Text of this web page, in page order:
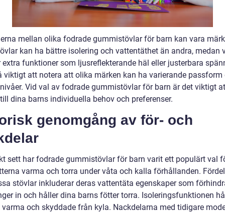
mellan olika fodrade gummistövlar för barn kan vara
kan ha bättre isolering och vattentäthet än andra, medan
extra funktioner som ljusreflekterande häl eller justerbara
viktigt att notera att olika märken kan ha varierande passform
Vid val av fodrade gummistövlar för barn är det viktigt
dina barns individuella behov och preferenser.
genomgång av för- och
sett har fodrade gummistövlar för barn varit ett populärt val
varma och torra under våta och kalla förhållanden.
stövlar inkluderar deras vattentäta egenskaper som
in och håller dina barns fötter torra. Isoleringsfunktionen
och skyddade från kyla. Nackdelarna med tidigare